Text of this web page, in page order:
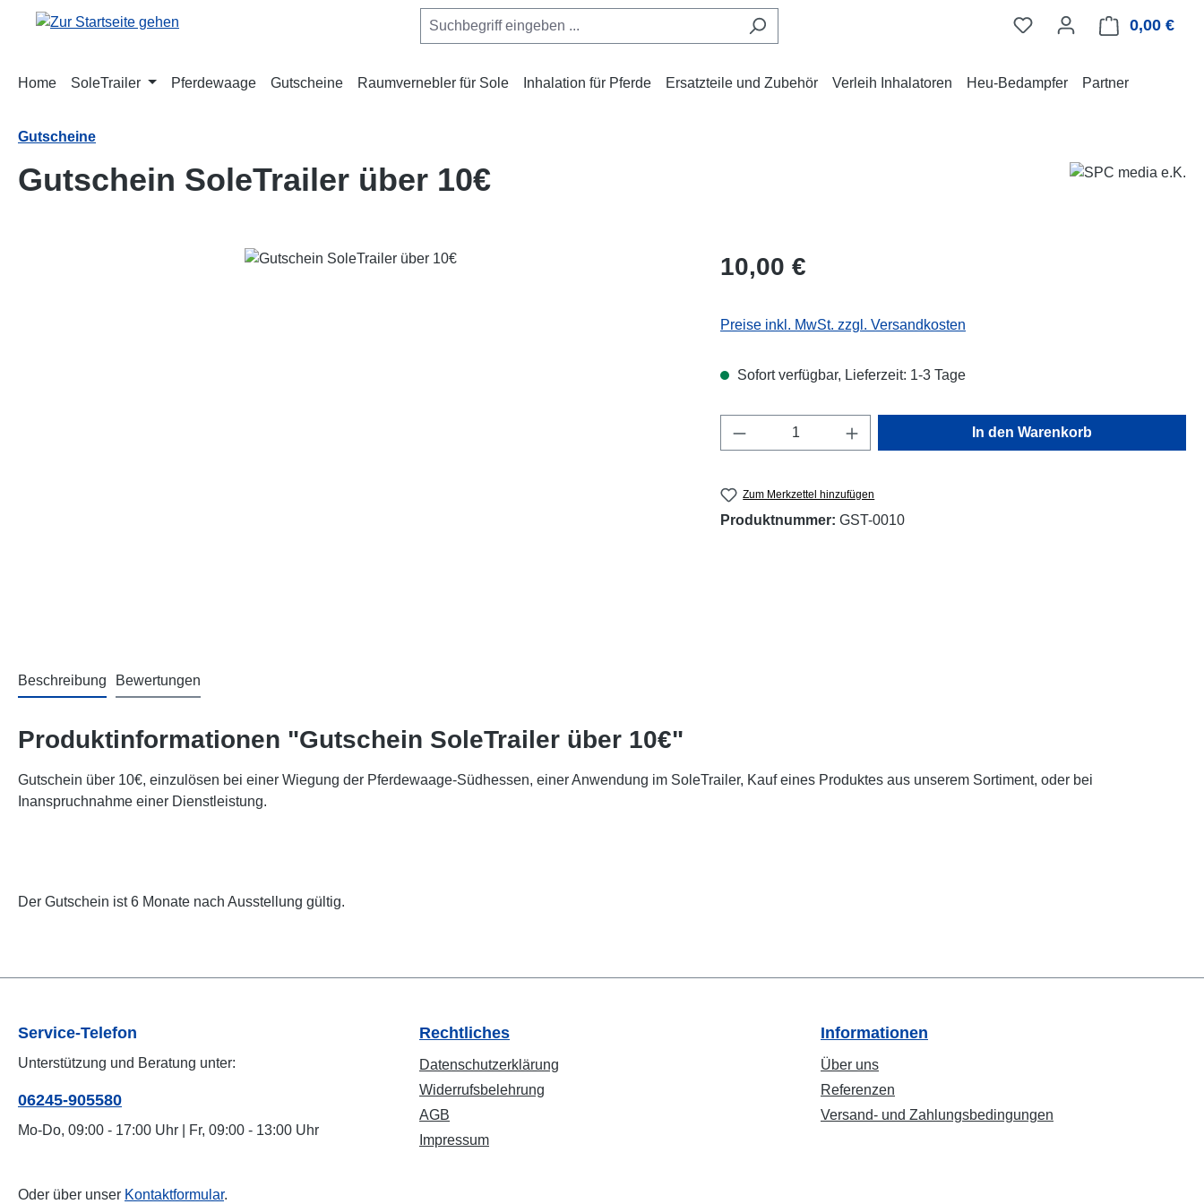
Hauptinhalt springen
Zur Suche springen
Zur Hauptnavigation springen 0,00 €
Home SoleTrailer Pferdewaage Gutscheine Raumvernebler für Sole Inhalation für Pferde Ersatzteile und Zubehör Verleih Inhalatoren Heu-Bedampfer Partner
Gutscheine
Gutschein SoleTrailer über 10€
Regulärer Preis:
10,00 €
Preise inkl. MwSt. zzgl. Versandkosten
Sofort verfügbar, Lieferzeit: 1-3 Tage
Produkt Anzahl: Gib den gewünschten Wert ein
In den Warenkorb
Zum Merkzettel hinzufügen
Produktnummer: GST-0010
Beschreibung Bewertungen
Produktinformationen "Gutschein SoleTrailer über 10€"
Gutschein über 10€, einzulösen bei einer Wiegung der Pferdewaage-Südhessen, einer Anwendung im SoleTrailer, Kauf eines Produktes aus unserem Sortiment, oder bei
Inanspruchnahme einer Dienstleistung.
Der Gutschein ist 6 Monate nach Ausstellung gültig.
Service-Telefon
Unterstützung und Beratung unter:
06245-905580
Mo-Do, 09:00 - 17:00 Uhr | Fr, 09:00 - 13:00 Uhr
Oder über unser Kontaktformular.
Rechtliches
Datenschutzerklärung
Widerrufsbelehrung
AGB
Impressum
Informationen
Über uns
Referenzen
Versand- und Zahlungsbedingungen